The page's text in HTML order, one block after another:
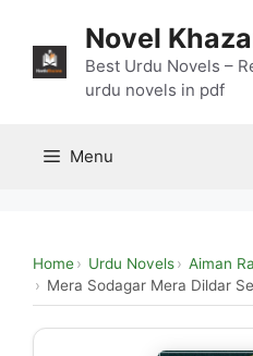
content
Novel
Best Urdu Novels –
urdu novels in pdf
Menu
Home Urdu Novels
Aiman
Mera Sodagar Mera Dildar